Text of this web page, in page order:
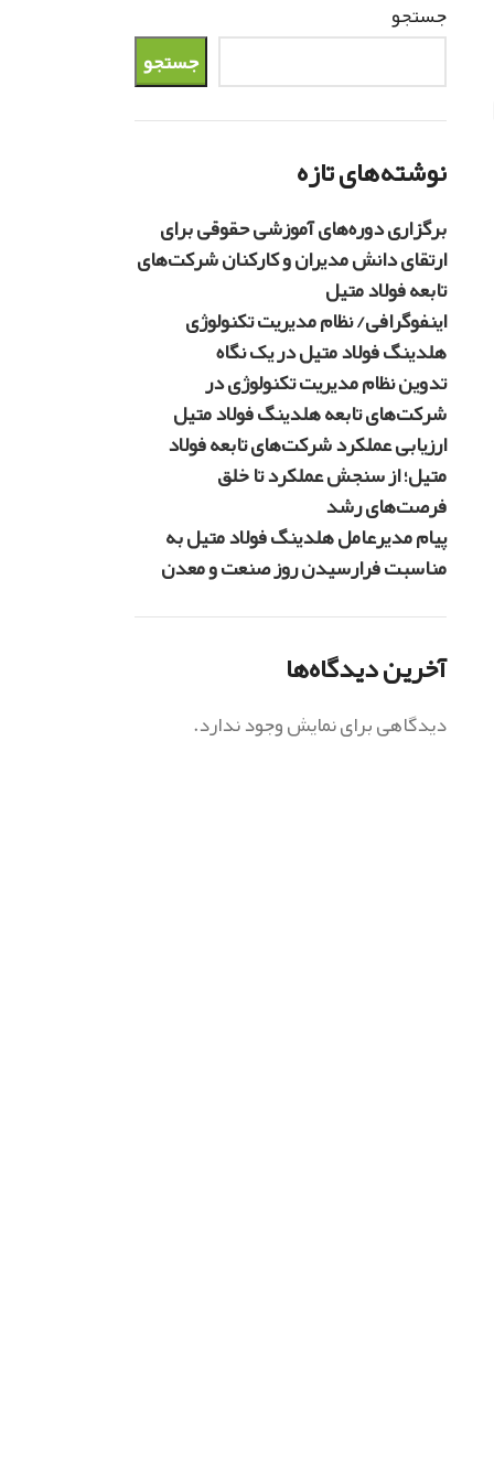
جستجو
جستجو
نوشته‌های تازه
برگزاری دوره‌های آموزشی حقوقی برای
ارتقای دانش مدیران و کارکنان شرکت‌های
تابعه فولاد متیل
اینفوگرافی/ نظام مدیریت تکنولوژی
هلدینگ فولاد متیل در یک نگاه
تدوین نظام مدیریت تکنولوژی در
شرکت‌های تابعه هلدینگ فولاد متیل
ارزیابی عملکرد شرکت‌های تابعه فولاد
متیل؛ از سنجش عملکرد تا خلق
فرصت‌های رشد
پیام مدیرعامل هلدینگ فولاد متیل به
مناسبت فرارسیدن روز صنعت و معدن
آخرین دیدگاه‌ها
دیدگاهی برای نمایش وجود ندارد.